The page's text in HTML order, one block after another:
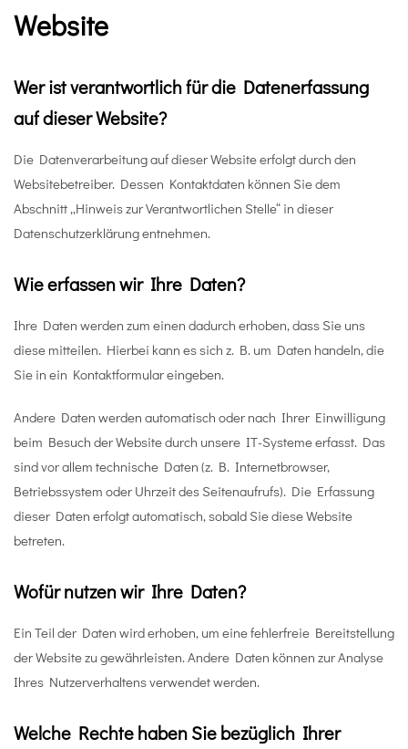
Website
Wer ist verantwortlich für die Datenerfassung
auf dieser Website?
Die Datenverarbeitung auf dieser Website erfolgt durch den
Websitebetreiber. Dessen Kontaktdaten können Sie dem
Abschnitt „Hinweis zur Verantwortlichen Stelle“ in dieser
Datenschutzerklärung entnehmen.
Wie erfassen wir Ihre Daten?
Ihre Daten werden zum einen dadurch erhoben, dass Sie uns
diese mitteilen. Hierbei kann es sich z. B. um Daten handeln, die
Sie in ein Kontaktformular eingeben.
Andere Daten werden automatisch oder nach Ihrer Einwilligung
beim Besuch der Website durch unsere IT-Systeme erfasst. Das
sind vor allem technische Daten (z. B. Internetbrowser,
Betriebssystem oder Uhrzeit des Seitenaufrufs). Die Erfassung
dieser Daten erfolgt automatisch, sobald Sie diese Website
betreten.
Wofür nutzen wir Ihre Daten?
Ein Teil der Daten wird erhoben, um eine fehlerfreie Bereitstellung
der Website zu gewährleisten. Andere Daten können zur Analyse
Ihres Nutzerverhaltens verwendet werden.
Welche Rechte haben Sie bezüglich Ihrer